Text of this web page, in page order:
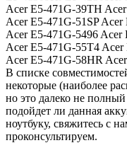
Acer E5-471G-39TH
Acer E5-471G-51SP
Acer E5-471G-5496
Acer E5-471G-55T4
Acer E5-471G-58HR
В списке
некоторые (наиболее
но это далеко не
подойдет ли данная
ноутбуку, свяжитесь с
проконсультируем.